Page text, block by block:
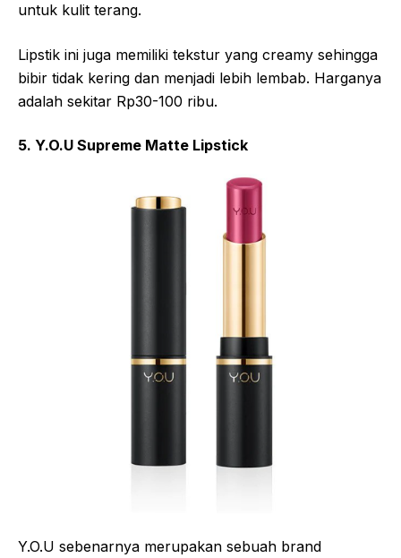
untuk kulit terang.
Lipstik ini juga memiliki tekstur yang creamy sehingga
bibir tidak kering dan menjadi lebih lembab. Harganya
adalah sekitar Rp30-100 ribu.
5. Y.O.U Supreme Matte Lipstick
Y.O.U sebenarnya merupakan sebuah brand